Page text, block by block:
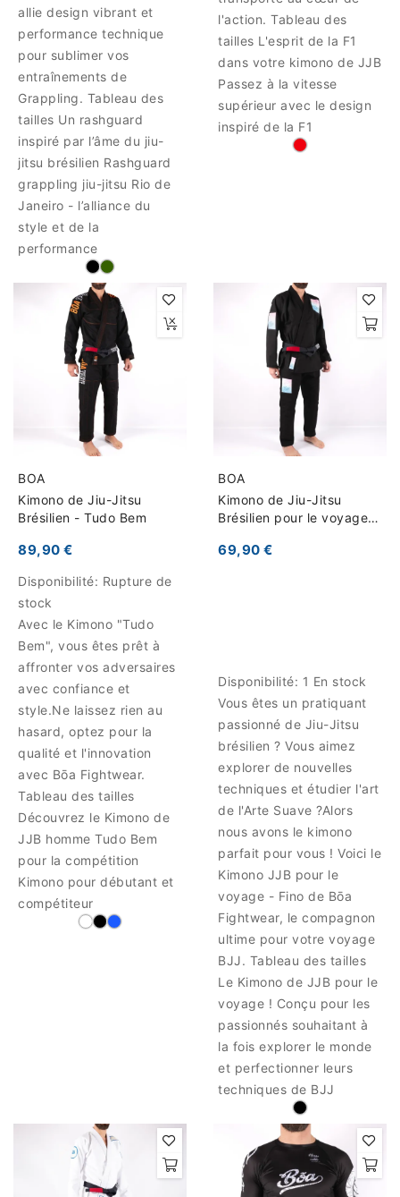
allie design vibrant et
performance technique
pour sublimer vos
entraînements de
Grappling. Tableau des
tailles Un rashguard
inspiré par l’âme du jiu-
jitsu brésilien Rashguard
grappling jiu-jitsu Rio de
Janeiro - l’alliance du
style et de la
performance
l'action. Tableau des
tailles L'esprit de la F1
dans votre kimono de JJB
Passez à la vitesse
supérieur avec le design
inspiré de la F1
BOA
Kimono de Jiu-Jitsu
Brésilien - Tudo Bem
89,90 €
Disponibilité: Rupture de
stock
Avec le Kimono "Tudo
Bem", vous êtes prêt à
affronter vos adversaires
avec confiance et
style.Ne laissez rien au
hasard, optez pour la
qualité et l'innovation
avec Bōa Fightwear.
Tableau des tailles
Découvrez le Kimono de
JJB homme Tudo Bem
pour la compétition
Kimono pour débutant et
compétiteur
BOA
Kimono de Jiu-Jitsu
Brésilien pour le voyage -
69,90 €
Disponibilité: 1 En stock
Vous êtes un pratiquant
passionné de Jiu-Jitsu
brésilien ? Vous aimez
explorer de nouvelles
techniques et étudier l'art
de l'Arte Suave ?Alors
nous avons le kimono
parfait pour vous ! Voici le
Kimono JJB pour le
voyage - Fino de Bōa
Fightwear, le compagnon
ultime pour votre voyage
BJJ. Tableau des tailles
Le Kimono de JJB pour le
voyage ! Conçu pour les
passionnés souhaitant à
la fois explorer le monde
et perfectionner leurs
techniques de BJJ